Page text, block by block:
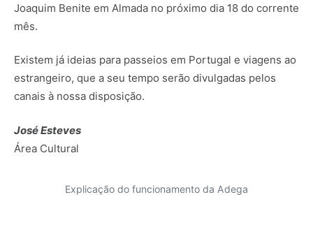
Joaquim Benite em Almada no próximo dia 18 do corrente
mês.
Existem já ideias para passeios em Portugal e viagens ao
estrangeiro, que a seu tempo serão divulgadas pelos
canais à nossa disposição.
José Esteves
Área Cultural
Explicação do funcionamento da Adega